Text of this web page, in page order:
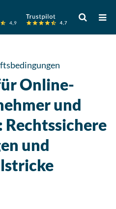
Verwende
die
Pfeile
unten,
um
das
verfügbare
Ergebnis
Online-
und
und